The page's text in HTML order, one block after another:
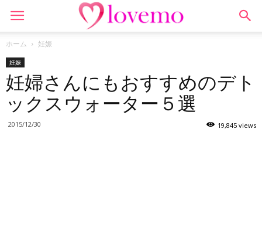
ホーム 妊娠
妊娠
妊婦さんにもおすすめのデト
ックスウォーター５選
2015/12/30 19,845 views